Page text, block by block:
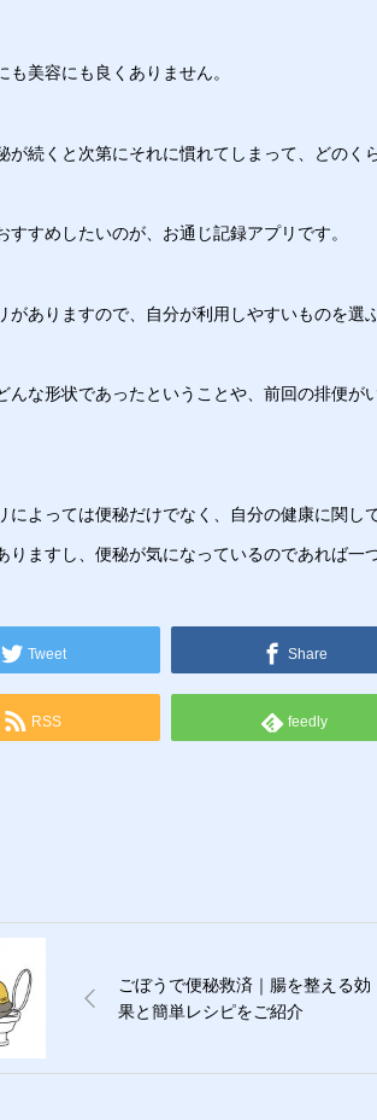
も美容にも良くありません。
が続くと次第にそれに慣れてしまって、どのく
すすめしたいのが、お通じ記録アプリです。
がありますので、自分が利用しやすいものを選
んな形状であったということや、前回の排便
によっては便秘だけでなく、自分の健康に関
りますし、便秘が気になっているのであれば一
Tweet Share
RSS feedly
ごぼうで便秘救済｜腸を整える効
果と簡単レシピをご紹介